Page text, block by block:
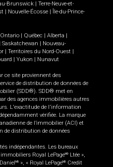
Brunswick
Terre-Neuve-et-
Nouvelle-Écosse
Île-du-Prince-
Ontario Québec Alberta
Saskatchewan
Nouveau-
Territoires du Nord-Ouest
Yukon Nunavut
ce site proviennent des
de distribution de données de
(SDD®). SDD® met en
des agences immobilières autres
L'exactitude de l'information
vérifiée. La marque
de l’immobilier (ACI) et
de distribution de données
indépendantes. Les bureaux
Royal LePageMD
Ltée »,
MD », « Royal LePageMD
Credit